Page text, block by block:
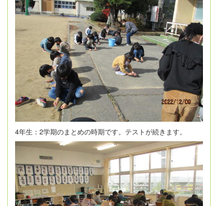
4年生：2学期のまとめの時期です。テストが続きます。